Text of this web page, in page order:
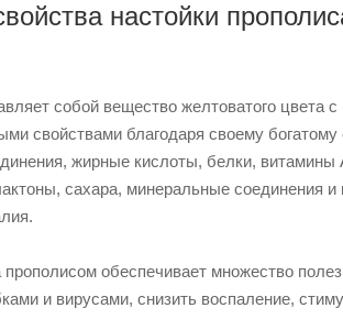
настойки
собой вещество желтоватого цвета
свойствами благодаря своему
жирные кислоты, белки,
сахара, минеральные соединения
прополисом обеспечивает множество
и вирусами, снизить воспаление,